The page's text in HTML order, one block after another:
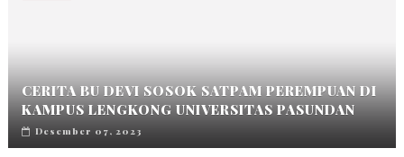
CERITA BU DEVI SOSOK SATPAM PEREMPUAN DI
KAMPUS LENGKONG UNIVERSITAS PASUNDAN
Desember 07, 2023